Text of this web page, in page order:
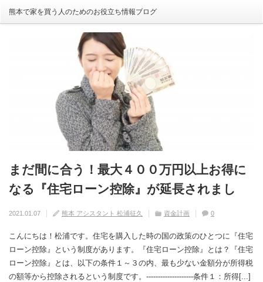
熊本で家を買う人のためのお役立ち情報ブログ
まだ間に合う！最大４００万円以上お得に
なる『住宅ローン控除』が延長されまし
た！
2021.01.07 熊本 アシスタント 松浦征久 資金計画 0
こんにちは！松浦です。住宅を購入した時の国の政策のひとつに『住宅
ローン控除』という制度があります。『住宅ローン控除』とは？『住宅
ローン控除』とは、以下の条件１～３の内、最も少ない金額分が所得税
の額等から控除されるという制度です。--------------------条件１：所得[...]
自分の家がいわゆる『欠陥住宅』ならない
ように気を付けるためには？
2020.09.17 熊本 アシスタント 松浦征久 住宅の豆知識 家づくり
建売住宅と注文住宅の寿命は違う！？
2020.08.29 熊本 アシスタント 松浦征久 住宅の豆知識 家づくり
住宅の中でも熱中症にかかる！？原因や対
策は？
2020.08.27
熊本 アシスタント 松浦征久
【火災保険】万が一の災害や事故の時にど
こまで補償されるの？
2020.07.11 熊本 アシスタント 松浦征久 住宅の豆知識
家づくり